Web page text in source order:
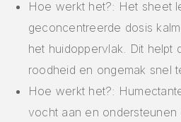
Hoe werkt het?: Het sheet
geconcentreerde dosis
het huidoppervlak. Dit helpt
roodheid en ongemak snel
Hoe werkt het?:
vocht aan en ondersteunen